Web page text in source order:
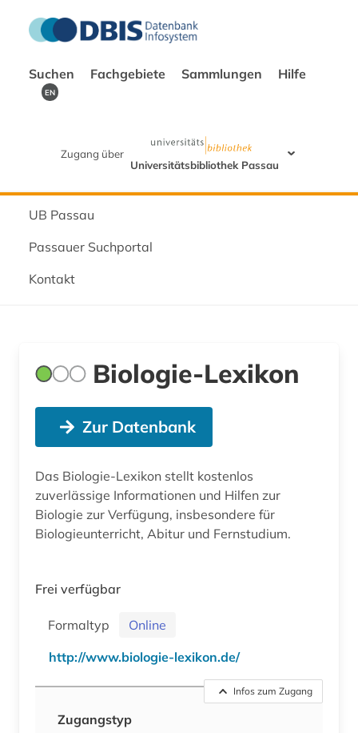
Suchen Fachgebiete Sammlungen Hilfe
EN
Zugang über
Universitätsbibliothek Passau
UB Passau
Passauer Suchportal
Kontakt
Biologie-Lexikon
Zur Datenbank
Das Biologie-Lexikon stellt kostenlos
zuverlässige Informationen und Hilfen zur
Biologie zur Verfügung, insbesondere für
Biologieunterricht, Abitur und Fernstudium.
Frei verfügbar
Formaltyp
Online
http://www.biologie-lexikon.de/
Infos zum Zugang
Zugangstyp